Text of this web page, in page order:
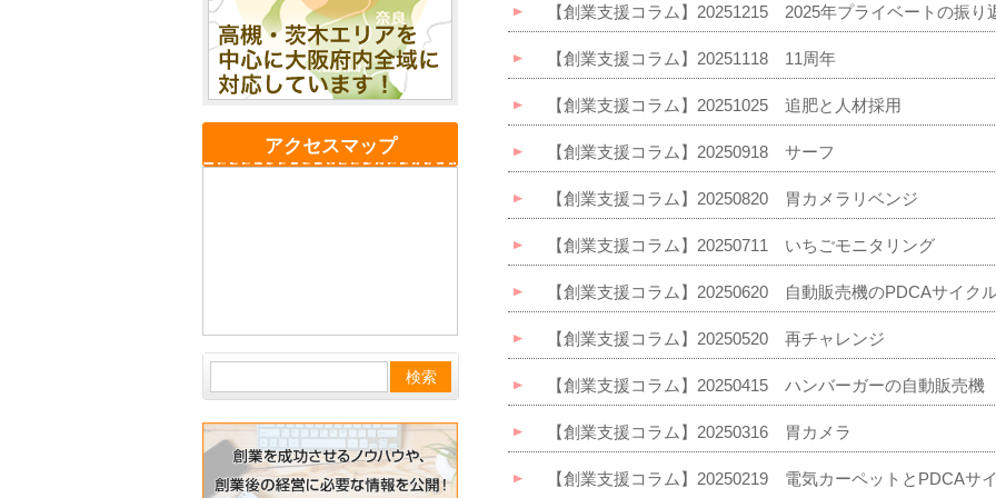
【創業支援コラム】20251215 2025年プライベートの振り
【創業支援コラム】20251118 11周年
【創業支援コラム】20251025 追肥と人材採用
【創業支援コラム】20250918 サーフ
【創業支援コラム】20250820 胃カメラリベンジ
【創業支援コラム】20250711 いちごモニタリング
【創業支援コラム】20250620 自動販売機のPDCAサイク
【創業支援コラム】20250520 再チャレンジ
【創業支援コラム】20250415 ハンバーガーの自動販売機
【創業支援コラム】20250316 胃カメラ
【創業支援コラム】20250219 電気カーペットとPDCAサ
アクセスマップ